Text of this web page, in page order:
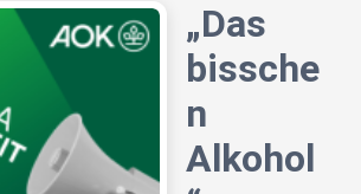
„Das
bissche
n
Alkohol